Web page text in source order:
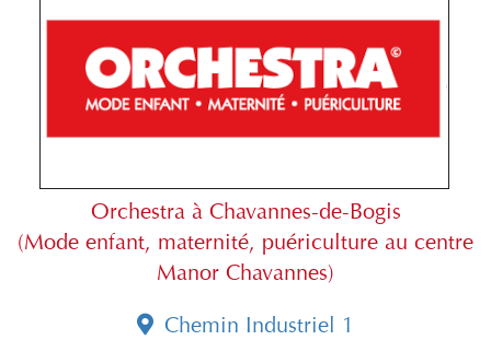
Orchestra à Chavannes-de-Bogis
(Mode enfant, maternité, puériculture au centre
Manor Chavannes)
Chemin Industriel 1